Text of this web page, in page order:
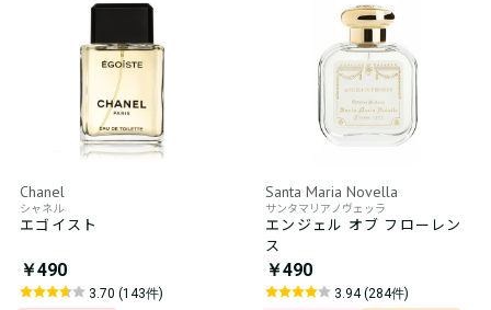
Chanel
シャネル
エゴイスト
￥490
3.70 (143件)
Santa Maria Novella
サンタマリアノヴェッラ
エンジェル オブ フローレン
ス
￥490
3.94 (284件)